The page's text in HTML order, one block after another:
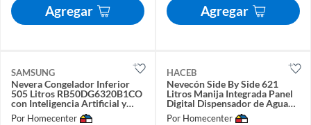
Agregar Agregar
SAMSUNG
Nevera Congelador Inferior
505 Litros RB50DG6320B1CO
con Inteligencia Artificial y
Wi-Fi
Por Homecenter
HACEB
Nevecón Side By Side 621
Litros Manija Integrada Panel
Digital Dispensador de Agua
Inverter Negro
Por Homecenter